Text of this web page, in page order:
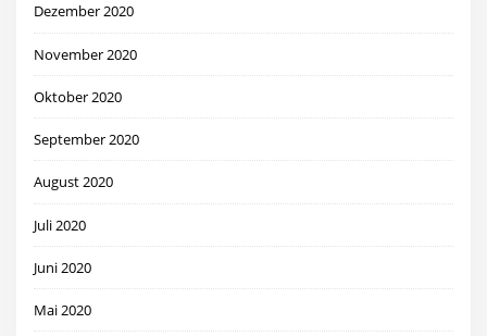
Dezember 2020
November 2020
Oktober 2020
September 2020
August 2020
Juli 2020
Juni 2020
Mai 2020